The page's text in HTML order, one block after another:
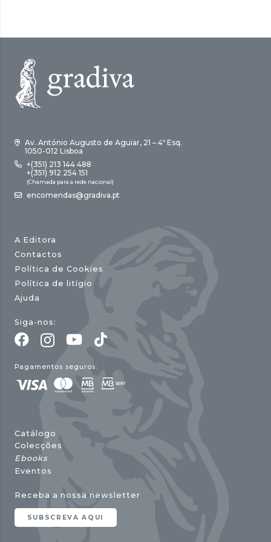
Av. António Augusto de Aguiar, 21 – 4º Esq.
1050-012 Lisboa
+(351) 213 144 488
+(351) 912 254 151
(Chamada para a rede nacional)
encomendas@gradiva.pt
A Editora
Contactos
Política de Cookies
Política de litígio
Ajuda
Siga-nos:
Pagamentos seguros:
Catálogo
Colecções
Ebooks
Eventos
Receba a nossa newsletter
SUBSCREVA AQUI